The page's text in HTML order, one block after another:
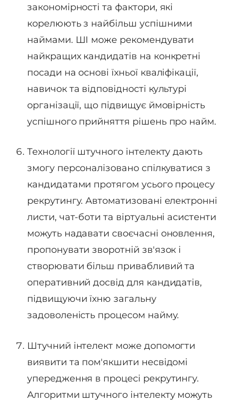
закономірності та фактори, які
корелюють з найбільш успішними
наймами. ШІ може рекомендувати
найкращих кандидатів на конкретні
посади на основі їхньої кваліфікації,
навичок та відповідності культурі
організації, що підвищує ймовірність
успішного прийняття рішень про найм.
Технології штучного інтелекту дають
змогу персоналізовано спілкуватися з
кандидатами протягом усього процесу
рекрутингу. Автоматизовані електронні
листи, чат-боти та віртуальні асистенти
можуть надавати своєчасні оновлення,
пропонувати зворотній зв'язок і
створювати більш привабливий та
оперативний досвід для кандидатів,
підвищуючи їхню загальну
задоволеність процесом найму.
Штучний інтелект може допомогти
виявити та пом'якшити несвідомі
упередження в процесі рекрутингу.
Алгоритми штучного інтелекту можуть